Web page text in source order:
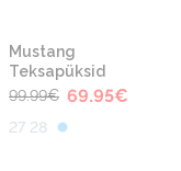
-30%
Mustang
Teksapüksid
99.99€ 69.95€
27 28